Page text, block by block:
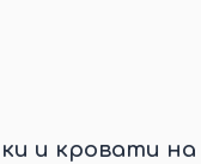
и кровати на